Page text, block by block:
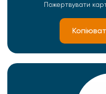
Пожертвувати